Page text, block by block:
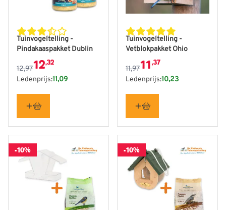
Tuinvogeltelling -
Pindakaaspakket Dublin
De prijs is afhankelijk van de gekozen opties op de
12,9712,32
Ledenprijs:11,09
Tuinvogeltelling -
Vetblokpakket Ohio
De prijs is afhankelijk van
11,9711,37
Ledenprijs:10,23
-10% -10%